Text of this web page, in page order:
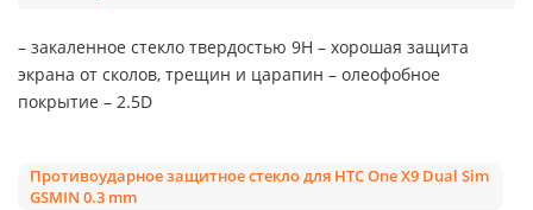
– закаленное стекло твердостью 9Н – хорошая защита
экрана от сколов, трещин и царапин – олеофобное
покрытие – 2.5D
Противоударное защитное стекло для HTC One X9 Dual Sim
GSMIN 0.3 mm